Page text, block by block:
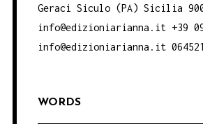
Geraci Siculo (PA) Sicilia
info@edizioniarianna.it +39
info@edizioniarianna.it
WORDS